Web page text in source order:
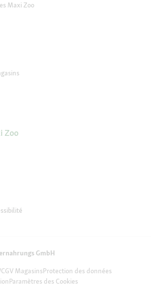
Maxi Zoo
Zoo
GmbH
CGV MagasinsProtection des données
Paramètres des Cookies